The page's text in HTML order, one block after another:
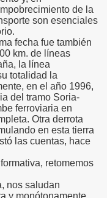
de la
son esenciales
fecha fue también
km. de líneas
la línea
totalidad la
en el año 1996,
del tramo Soria-
ferroviaria en
Otra derrota
en esta tierra
las cuentas, hace
retomemos
nos saludan
y monótonamente
Rodríguez)